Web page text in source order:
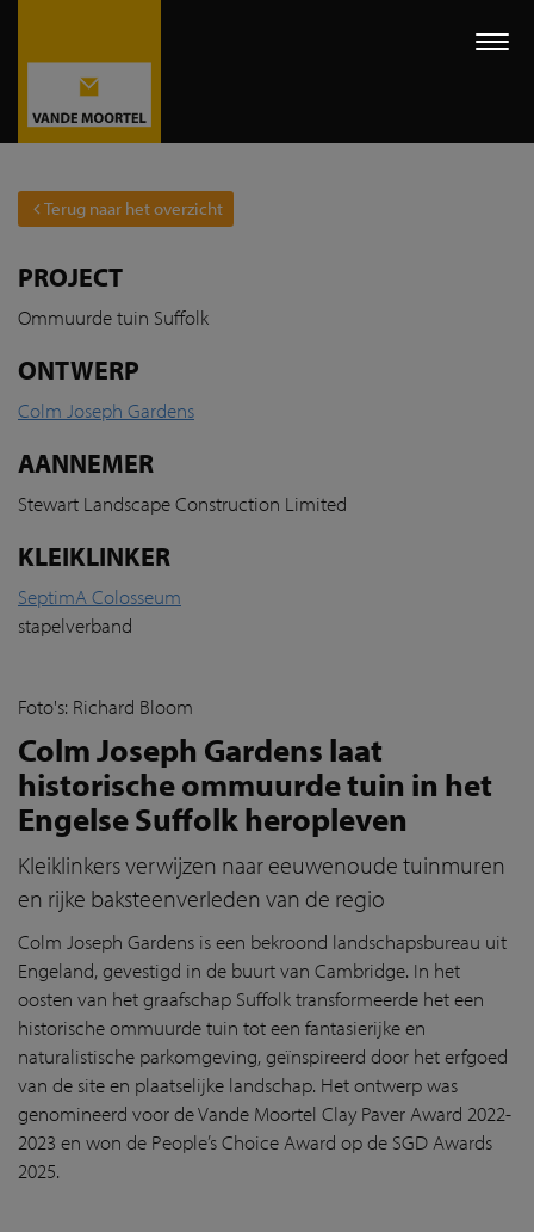
Terug naar het overzicht
PROJECT
Ommuurde tuin Suffolk
ONTWERP
Colm Joseph Gardens
AANNEMER
Stewart Landscape Construction Limited
KLEIKLINKER
SeptimA Colosseum
stapelverband
Foto's: Richard Bloom
Colm Joseph Gardens laat
historische ommuurde tuin in het
Engelse Suffolk heropleven
Kleiklinkers verwijzen naar eeuwenoude tuinmuren
en rijke baksteenverleden van de regio
Colm Joseph Gardens is een bekroond landschapsbureau uit
Engeland, gevestigd in de buurt van Cambridge. In het
oosten van het graafschap Suffolk transformeerde het een
historische ommuurde tuin tot een fantasierijke en
naturalistische parkomgeving, geïnspireerd door het erfgoed
van de site en plaatselijke landschap. Het ontwerp was
genomineerd voor de Vande Moortel Clay Paver Award 2022-
2023 en won de People’s Choice Award op de SGD Awards
2025.